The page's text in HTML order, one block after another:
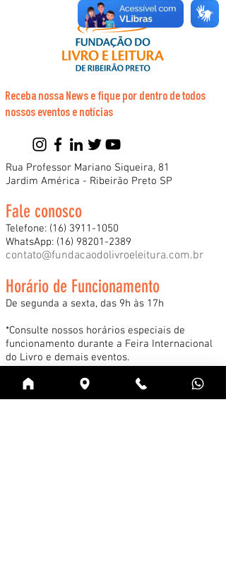
Receba nossa News e fique por dentro de todos
nossos eventos e notícias
Rua Professor Mariano Siqueira, 81
Jardim América - Ribeirão Preto SP
Fale conosco
Telefone: (16) 3911-1050
WhatsApp: (16) 98201-2389
contato@fundacaodolivroeleitura.com.br
Horário de Funcionamento
De segunda a sexta, das 9h às 17h
*Consulte nossos horários especiais de
funcionamento durante a Feira Internacional
do Livro e demais eventos.